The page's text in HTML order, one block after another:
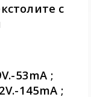
с
53mA ;
145mA ;